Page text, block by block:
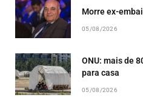
Morre ex-
05/08/2026
ONU: mais de
para casa
05/08/2026